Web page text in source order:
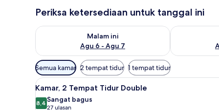
Periksa ketersediaan untuk tanggal ini
Malam ini
Agu 6 - Agu 7
Periksa ketersediaan untuk malam ini Agu 6 - Agu 7
Periksa
Filter
tersedia
untuk
kamar
Semua kamar 2 tempat tidur 1 tempat tidur
Lihat
semua
foto
Kamar, 2 Tempat Tidur
5
Kamar, 2 Tempat Tidur Double
8,48,4 dari 10
Sangat bagus
27 ulasan